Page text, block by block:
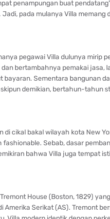
penampungan buat
pada mulanya Villa memang
pegawai Villa dulunya mirip
bertambahnya pemakai jasa,
bayaran. Sementara bangunan
demikian, bertahun-tahun
di cikal bakal wilayah kota New
Sebab, dasar
bahwa Villa juga tempat
House (Boston, 1829)
Serikat (AS). Tremont